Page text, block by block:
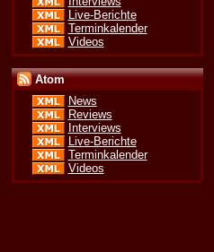
Live-Berichte
Terminkalender
Videos
Atom
News
Reviews
Interviews
Live-Berichte
Terminkalender
Videos